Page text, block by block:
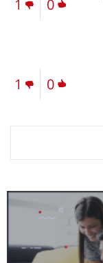
0
1
0
1